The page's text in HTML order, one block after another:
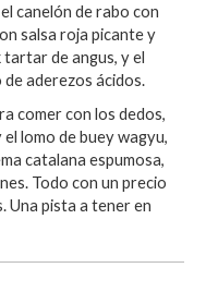
canelón de rabo con
salsa roja picante y
tartar de angus, y el
aderezos ácidos.
comer con los dedos,
lomo de buey wagyu,
catalana espumosa,
Todo con un precio
Una pista a tener en